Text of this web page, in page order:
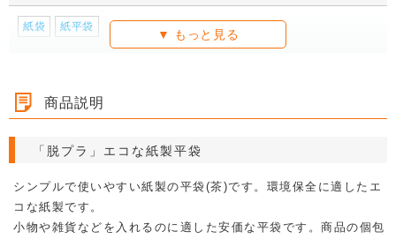
紙袋 紙平袋
商品説明
「脱プラ」エコな紙製平袋
シンプルで使いやすい紙製の平袋(茶)です。環境保全に適したエ
コな紙製です。
小物や雑貨などを入れるのに適した安価な平袋です。商品の個包